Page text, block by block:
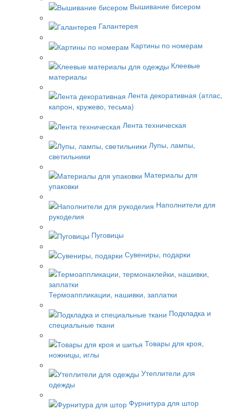
Вышивание бисером
Галантерея
Картины по номерам
Клеевые
материалы
Лента декоративная (атлас,
капрон, кружево, тесьма)
Лента техническая
Лупы, лампы,
светильники
Материалы для
упаковки
Наполнители для
рукоделия
Пуговицы
Сувениры, подарки
Термоаппликации, нашивки, заплатки
Подкладка и
специальные ткани
Товары для кроя,
ножницы, иглы
Утеплители для
одежды
Фурнитура для штор